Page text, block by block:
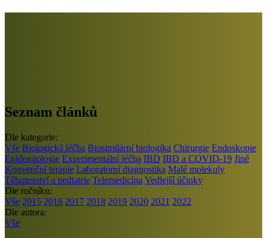
Seznam článků
Dle kategorie:
Vše Biologická léčba Biosimilární biologika Chirurgie Endoskopie
Epidemiologie Experimentální léčba IBD IBD a COVID-19 Jiné
Konvenční terapie Laboratorní diagnostika Malé molekuly
Těhotenství a pediatrie Telemedicína Vedlejší účinky
Dle ročníku:
Vše 2015 2016 2017 2018 2019 2020 2021 2022
Dle autora:
Vše